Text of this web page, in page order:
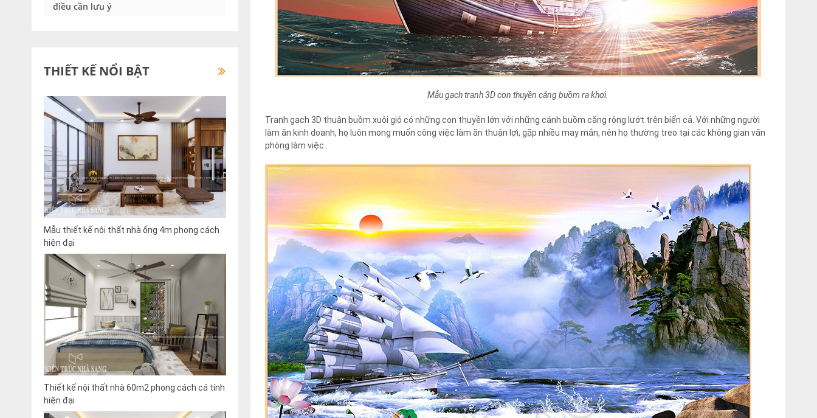
Mẫu gạch tranh 3D con thuyền căng buồm ra khơi.
Tranh gạch 3D thuận buồm xuôi gió có những con thuyền lớn với những cánh buồm căng rộng lướt trên biển cả. Với những người
làm ăn kinh doanh, họ luôn mong muốn công việc làm ăn thuận lợi, gặp nhiều may mắn, nên họ thường treo tại các không gian văn
phòng làm việc .
điều cần lưu ý
THIẾT KẾ NỔI BẬT
Mẫu thiết kế nội thất nhà ống 4m phong cách
hiện đại
Thiết kế nội thất nhà 60m2 phong cách cá tính
hiện đại